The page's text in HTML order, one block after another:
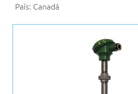
País: Canadá